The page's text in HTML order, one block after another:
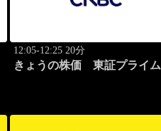
12:05-12:25 20分
きょうの株価 東証プライム